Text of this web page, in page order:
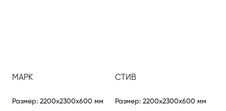
МАРК
Размер: 2200x2300x600 мм
СТИВ
Размер: 2200x2300x600 мм